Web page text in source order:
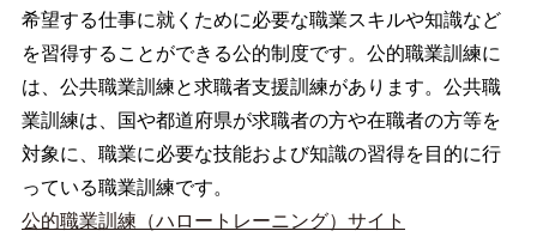
希望する仕事に就くために必要な職業スキルや知識など
を習得することができる公的制度です。公的職業訓練に
は、公共職業訓練と求職者支援訓練があります。公共職
業訓練は、国や都道府県が求職者の方や在職者の方等を
対象に、職業に必要な技能および知識の習得を目的に行
っている職業訓練です。
公的職業訓練（ハロートレーニング）サイト